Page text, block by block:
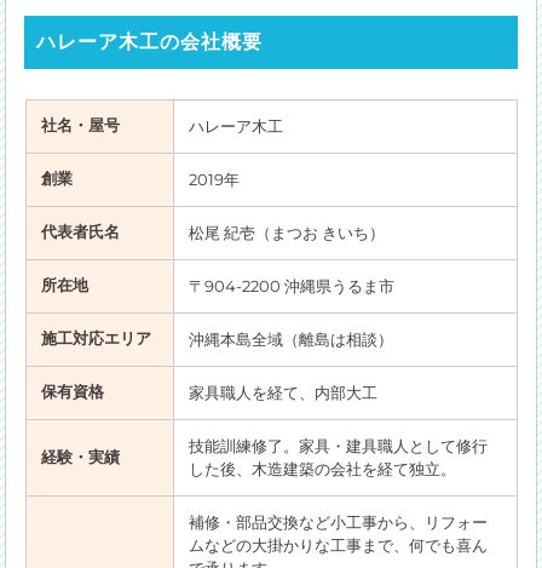
ハレーア木工の会社概要
社名・屋号 ハレーア木工
創業 2019年
代表者氏名 松尾 紀壱（まつお きいち）
所在地 〒904-2200 沖縄県うるま市
施工対応エリア 沖縄本島全域（離島は相談）
保有資格 家具職人を経て、内部大工
経験・実績
技能訓練修了。家具・建具職人として修行
した後、木造建築の会社を経て独立。
補修・部品交換など小工事から、リフォー
ムなどの大掛かりな工事まで、何でも喜ん